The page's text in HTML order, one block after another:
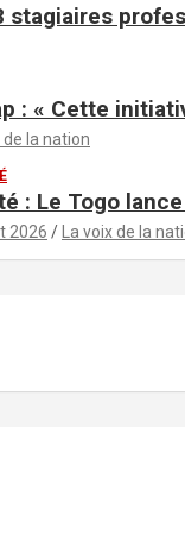
stagiaires
: « Cette
de la nation
: Le Togo
2026 La voix de la